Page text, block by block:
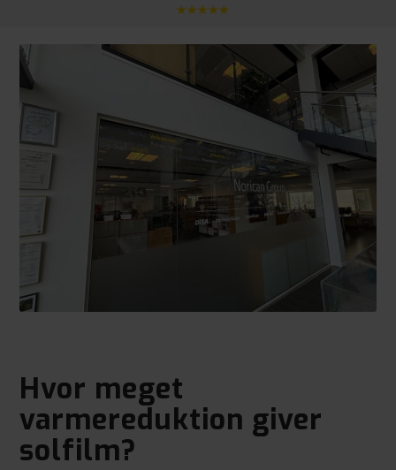
Hvor meget
varmereduktion giver
solfilm?